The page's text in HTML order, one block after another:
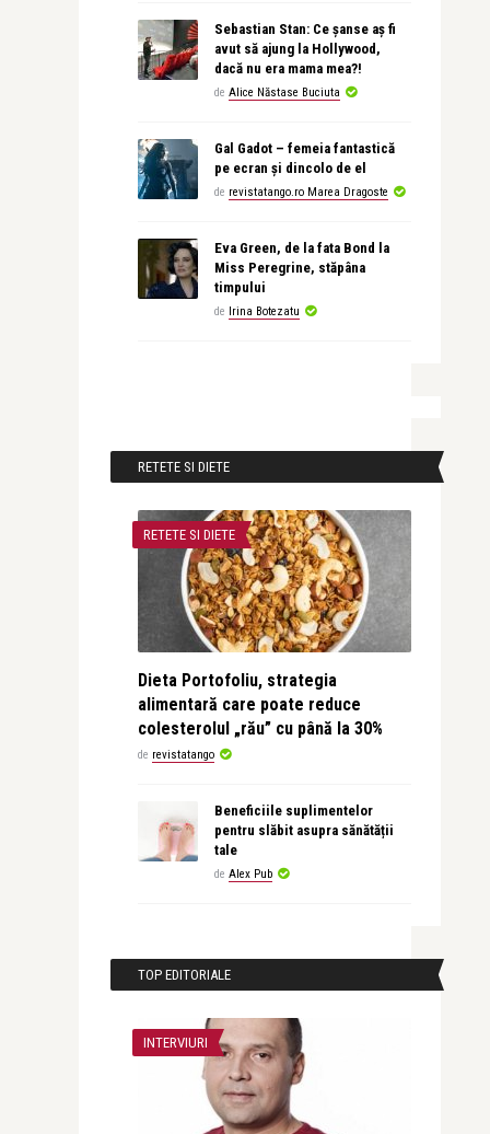
Sebastian Stan: Ce șanse aș fi
avut să ajung la Hollywood,
dacă nu era mama mea?!
de Alice Năstase Buciuta
Gal Gadot – femeia fantastică
pe ecran și dincolo de el
de revistatango.ro Marea Dragoste
Eva Green, de la fata Bond la
Miss Peregrine, stăpâna
timpului
de Irina Botezatu
RETETE SI DIETE
RETETE SI DIETE
Dieta Portofoliu, strategia
alimentară care poate reduce
colesterolul „rău” cu până la 30%
de revistatango
Beneficiile suplimentelor
pentru slăbit asupra sănătății
tale
de Alex Pub
TOP EDITORIALE
INTERVIURI